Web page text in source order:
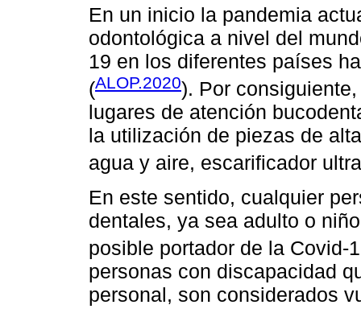
En un inicio la pandemia
odontológica a nivel del
19 en los diferentes países
(ALOP.2020). Por
lugares de atención
la utilización de piezas de
agua y aire, escarificador
En este sentido, cualquier
dentales, ya sea adulto o
posible portador de la Covid-
personas con discapacidad
personal, son considerados